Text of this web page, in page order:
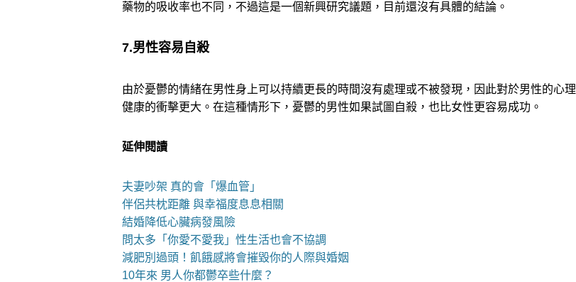
藥物的吸收率也不同，不過這是一個新興研究議題，目前還沒有具體的結論。
7.男性容易自殺
由於憂鬱的情緒在男性身上可以持續更長的時間沒有處理或不被發現，因此對於男性的心理
健康的衝擊更大。在這種情形下，憂鬱的男性如果試圖自殺，也比女性更容易成功。
延伸閱讀
夫妻吵架 真的會「爆血管」
伴侶共枕距離 與幸福度息息相關
結婚降低心臟病發風險
問太多「你愛不愛我」性生活也會不協調
減肥別過頭！飢餓感將會摧毀你的人際與婚姻
10年來 男人你都鬱卒些什麼？